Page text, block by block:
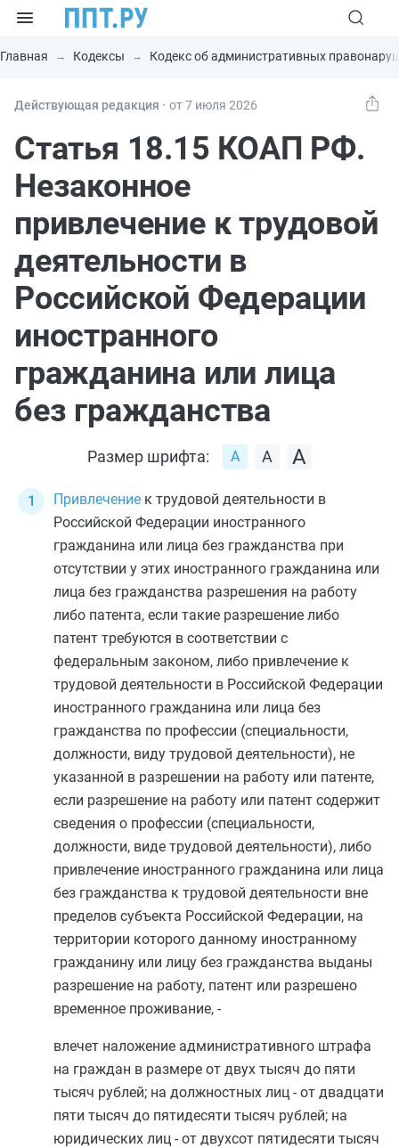
Главная Кодексы Кодекс об административных
Действующая редакция ⸱ от 7 июля 2026
Статья 18.15 КОАП РФ.
Незаконное
привлечение к трудовой
деятельности в
Российской Федерации
иностранного
гражданина или лица
без гражданства
Размер шрифта:
Привлечение к трудовой деятельности в
Российской Федерации иностранного
гражданина или лица без гражданства при
отсутствии у этих иностранного гражданина или
лица без гражданства разрешения на работу
либо патента, если такие разрешение либо
патент требуются в соответствии с
федеральным законом, либо привлечение к
трудовой деятельности в Российской Федерации
иностранного гражданина или лица без
гражданства по профессии (специальности,
должности, виду трудовой деятельности), не
указанной в разрешении на работу или патенте,
если разрешение на работу или патент содержит
сведения о профессии (специальности,
должности, виде трудовой деятельности), либо
привлечение иностранного гражданина или лица
без гражданства к трудовой деятельности вне
пределов субъекта Российской Федерации, на
территории которого данному иностранному
гражданину или лицу без гражданства выданы
разрешение на работу, патент или разрешено
временное проживание, -
влечет наложение административного штрафа
на граждан в размере от двух тысяч до пяти
тысяч рублей; на должностных лиц - от двадцати
пяти тысяч до пятидесяти тысяч рублей; на
юридических лиц - от двухсот пятидесяти тысяч